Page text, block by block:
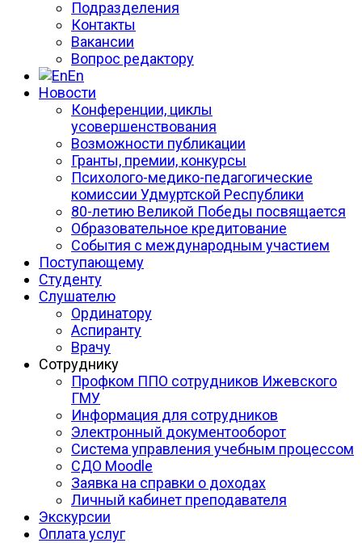
Подразделения
Контакты
Вакансии
Вопрос редактору
En
Новости
Конференции, циклы
усовершенствования
Возможности публикации
Гранты, премии, конкурсы
Психолого-медико-педагогические
комиссии Удмуртской Республики
80-летию Великой Победы посвящается
Образовательное кредитование
События с международным участием
Поступающему
Студенту
Слушателю
Ординатору
Аспиранту
Врачу
Сотруднику
Профком ППО сотрудников Ижевского
ГМУ
Информация для сотрудников
Электронный документооборот
Система управления учебным процессом
СДО Moodle
Заявка на справки о доходах
Личный кабинет преподавателя
Экскурсии
Оплата услуг